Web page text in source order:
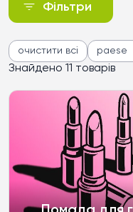
Фільтри
Знайдено 11 товарів
очистити всі paese